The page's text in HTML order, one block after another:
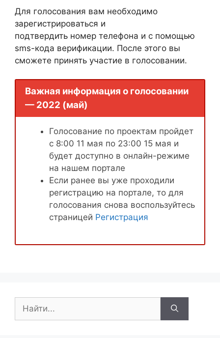
Для голосования вам необходимо
зарегистрироваться и
подтвердить номер телефона и с помощью
sms-кода верификации. После этого вы
сможете принять участие в голосовании.
Важная информация о голосовании
— 2022 (май)
Голосование по проектам пройдет
с 8:00 11 мая по 23:00 15 мая и
будет доступно в онлайн-режиме
на нашем портале
Если ранее вы уже проходили
регистрацию на портале, то для
голосования снова воспользуйтесь
страницей Регистрация